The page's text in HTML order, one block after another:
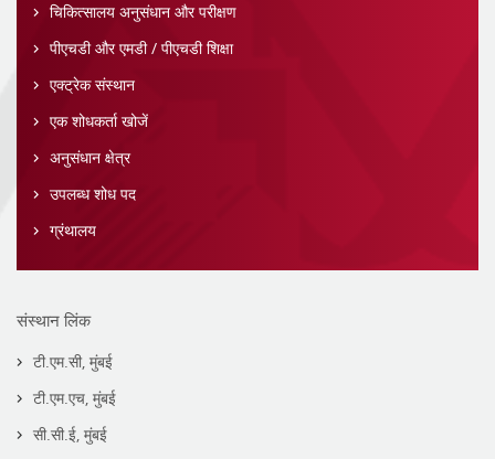
चिकित्सालय अनुसंधान और परीक्षण
पीएचडी और एमडी / पीएचडी शिक्षा
एक्ट्रेक संस्थान
एक शोधकर्ता खोजें
अनुसंधान क्षेत्र
उपलब्ध शोध पद
ग्रंथालय
संस्थान लिंक
टी.एम.सी, मुंबई
टी.एम.एच, मुंबई
सी.सी.ई, मुंबई